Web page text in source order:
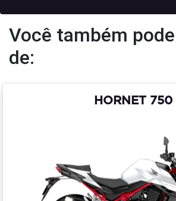
Você também
de:
HORNET 750